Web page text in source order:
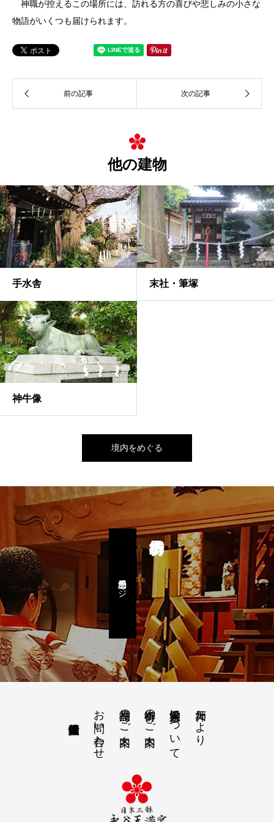
神職が控えるこの場所には、訪れる方の喜びや悲しみの小さな
物語がいくつも届けられます。
他の建物
手水舎 末社・筆塚
神牛像
境内をめぐる
予約専用ページ
天神だより
永谷天満宮について
御祈祷のご案内
授与品のご案内
お問い合わせ